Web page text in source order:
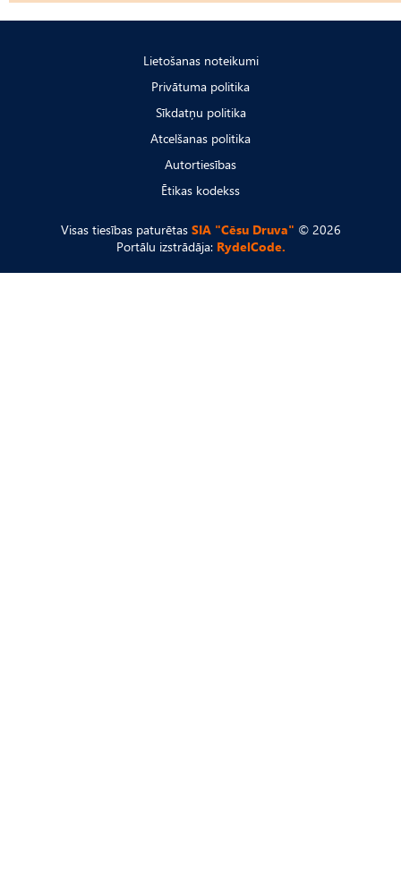
Lietošanas noteikumi
Privātuma politika
Sīkdatņu politika
Atcelšanas politika
Autortiesības
Ētikas kodekss
Visas tiesības paturētas SIA "Cēsu Druva" © 2026
Portālu izstrādāja: RydelCode.